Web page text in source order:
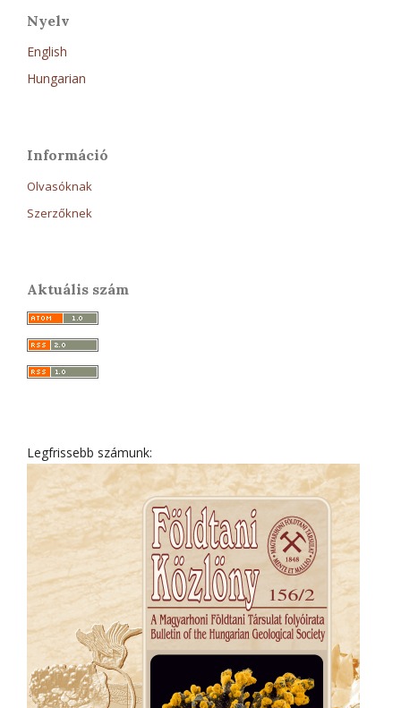
Nyelv
English
Hungarian
Információ
Olvasóknak
Szerzőknek
Aktuális szám
Legfrissebb számunk: